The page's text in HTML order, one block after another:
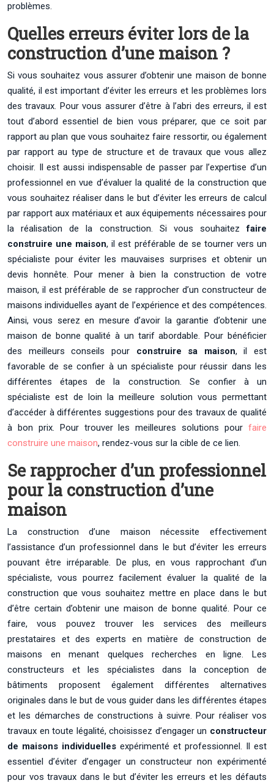
problèmes.
Quelles erreurs éviter lors de la
construction d’une maison ?
Si vous souhaitez vous assurer d’obtenir une maison de bonne
qualité, il est important d’éviter les erreurs et les problèmes lors
des travaux. Pour vous assurer d’être à l’abri des erreurs, il est
tout d’abord essentiel de bien vous préparer, que ce soit par
rapport au plan que vous souhaitez faire ressortir, ou également
par rapport au type de structure et de travaux que vous allez
choisir. Il est aussi indispensable de passer par l’expertise d’un
professionnel en vue d’évaluer la qualité de la construction que
vous souhaitez réaliser dans le but d’éviter les erreurs de calcul
par rapport aux matériaux et aux équipements nécessaires pour
la réalisation de la construction. Si vous souhaitezfaire
construire une maison, il est préférable de se tourner vers un
spécialiste pour éviter les mauvaises surprises et obtenir un
devis honnête. Pour mener à bien la construction de votre
maison, il est préférable de se rapprocher d’un constructeur de
maisons individuelles ayant de l’expérience et des compétences.
Ainsi, vous serez en mesure d’avoir la garantie d’obtenir une
maison de bonne qualité à un tarif abordable. Pour bénéficier
des meilleurs conseils pour construire sa maison, il est
favorable de se confier à un spécialiste pour réussir dans les
différentes étapes de la construction. Se confier à un
spécialiste est de loin la meilleure solution vous permettant
d’accéder à différentes suggestions pour des travaux de qualité
à bon prix. Pour trouver les meilleures solutions pour faire
construire une maison, rendez-vous sur la cible de ce lien.
Se rapprocher d’un professionnel
pour la construction d’une
maison
La construction d’une maison nécessite effectivement
l’assistance d’un professionnel dans le but d’éviter les erreurs
pouvant être irréparable. De plus, en vous rapprochant d’un
spécialiste, vous pourrez facilement évaluer la qualité de la
construction que vous souhaitez mettre en place dans le but
d’être certain d’obtenir une maison de bonne qualité. Pour ce
faire, vous pouvez trouver les services des meilleurs
prestataires et des experts en matière de construction de
maisons en menant quelques recherches en ligne. Les
constructeurs et les spécialistes dans la conception de
bâtiments proposent également différentes alternatives
originales dans le but de vous guider dans les différentes étapes
et les démarches de constructions à suivre. Pour réaliser vos
travaux en toute légalité, choisissez d’engager un constructeur
de maisons individuelles expérimenté et professionnel. Il est
essentiel d’éviter d’engager un constructeur non expérimenté
pour vos travaux dans le but d’éviter les erreurs et les défauts